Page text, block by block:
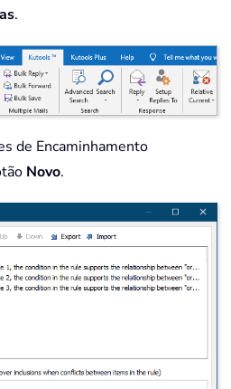
.
de Encaminhamento
Novo.